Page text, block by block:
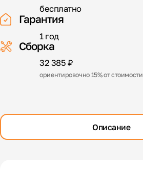
бесплатно
Гарантия
1 год
Сборка
32 385 ₽
ориентировочно 15% от стоимости
Описание